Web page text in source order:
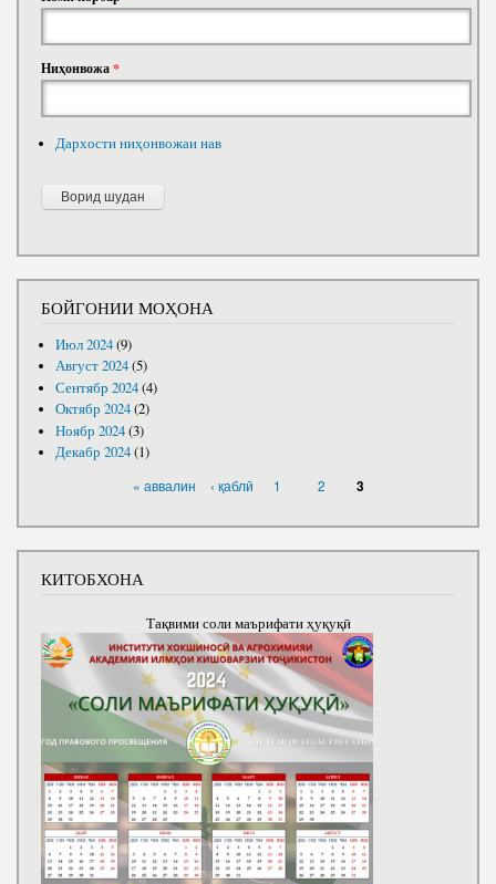
Ниҳонвожа*
Дархости ниҳонвожаи нав
БОЙГОНИИ МОҲОНА
Июл 2024(9)
Август 2024(5)
Сентябр 2024(4)
Октябр 2024(2)
Ноябр 2024(3)
Декабр 2024(1)
« аввалин ‹ қаблӣ 1 2 3
КИТОБХОНА
Тақвими соли маърифати ҳуқуқӣ